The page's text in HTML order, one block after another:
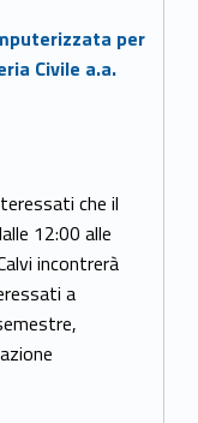
che il
12:00 alle
incontrerà
a